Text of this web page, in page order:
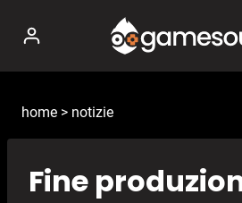
contenuto
home > notizie
Fine